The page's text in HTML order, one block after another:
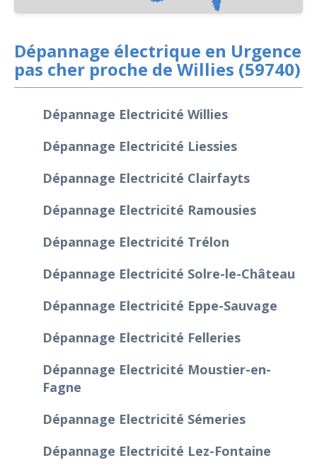
Dépannage électrique en Urgence
pas cher proche de Willies (59740)
Dépannage Electricité Willies
Dépannage Electricité Liessies
Dépannage Electricité Clairfayts
Dépannage Electricité Ramousies
Dépannage Electricité Trélon
Dépannage Electricité Solre-le-Château
Dépannage Electricité Eppe-Sauvage
Dépannage Electricité Felleries
Dépannage Electricité Moustier-en-
Fagne
Dépannage Electricité Sémeries
Dépannage Electricité Lez-Fontaine